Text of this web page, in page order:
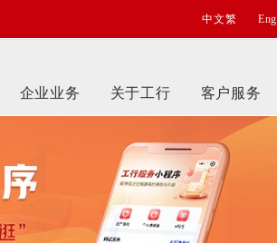
中文繁
企业业务 关于工行 客户服务